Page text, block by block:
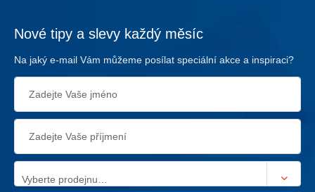
Nové tipy a slevy každý měsíc
Na jaký e-mail Vám můžeme posílat speciální akce a inspiraci?
Vyberte prodejnu…